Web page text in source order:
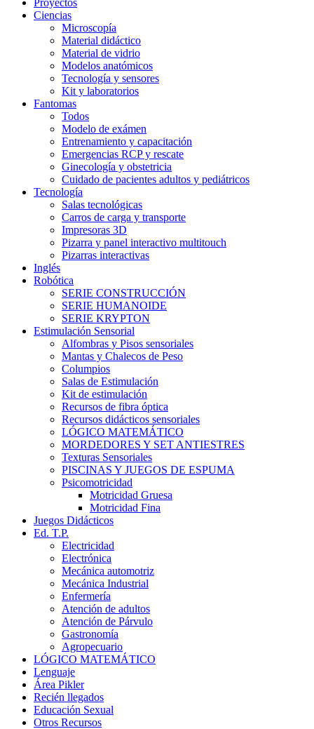
Proyectos
Ciencias
Microscopía
Material didáctico
Material de vidrio
Modelos anatómicos
Tecnología y sensores
Kit y laboratorios
Fantomas
Todos
Modelo de exámen
Entrenamiento y capacitación
Emergencias RCP y rescate
Ginecología y obstetricia
Cuidado de pacientes adultos y pediátricos
Tecnología
Salas tecnológicas
Carros de carga y transporte
Impresoras 3D
Pizarra y panel interactivo multitouch
Pizarras interactivas
Inglés
Robótica
SERIE CONSTRUCCIÓN
SERIE HUMANOIDE
SERIE KRYPTON
Estimulación Sensorial
Alfombras y Pisos sensoriales
Mantas y Chalecos de Peso
Columpios
Salas de Estimulación
Kit de estimulación
Recursos de fibra óptica
Recursos didácticos sensoriales
LÓGICO MATEMÁTICO
MORDEDORES Y SET ANTIESTRES
Texturas Sensoriales
PISCINAS Y JUEGOS DE ESPUMA
Psicomotricidad
Motricidad Gruesa
Motricidad Fina
Juegos Didácticos
Ed. T.P.
Electricidad
Electrónica
Mecánica automotriz
Mecánica Industrial
Enfermería
Atención de adultos
Atención de Párvulo
Gastronomía
Agropecuario
LÓGICO MATEMÁTICO
Lenguaje
Área Pikler
Recién llegados
Educación Sexual
Otros Recursos